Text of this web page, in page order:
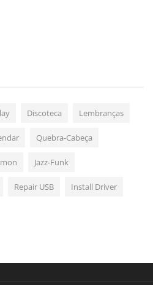
Discoteca Lembranças
Quebra-Cabeça
Jazz-Funk
Repair USB Install Driver